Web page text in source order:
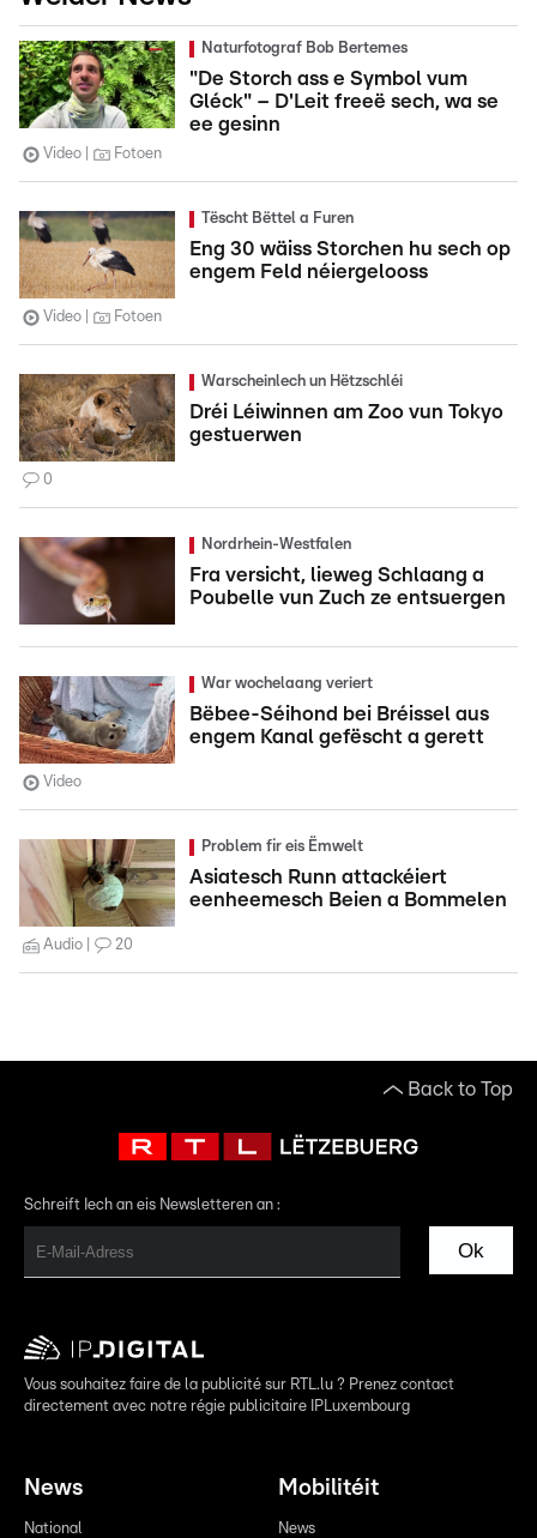
Naturfotograf Bob Bertemes
"De Storch ass e Symbol vum
Gléck" – D'Leit freeë sech, wa se
ee gesinn
Video Fotoen
Tëscht Bëttel a Furen
Eng 30 wäiss Storchen hu sech op
engem Feld néiergelooss
Video Fotoen
Warscheinlech un Hëtzschléi
Dréi Léiwinnen am Zoo vun Tokyo
gestuerwen
0
Nordrhein-Westfalen
Fra versicht, lieweg Schlaang a
Poubelle vun Zuch ze entsuergen
War wochelaang veriert
Bëbee-Séihond bei Bréissel aus
engem Kanal gefëscht a gerett
Video
Problem fir eis Ëmwelt
Asiatesch Runn attackéiert
eenheemesch Beien a Bommelen
Audio 20
Back to Top
Schreift Iech an eis Newsletteren an :
Ok
Vous souhaitez faire de la publicité sur RTL.lu ? Prenez contact
directement avec notre régie publicitaire IPLuxembourg
News
National
Mobilitéit
News